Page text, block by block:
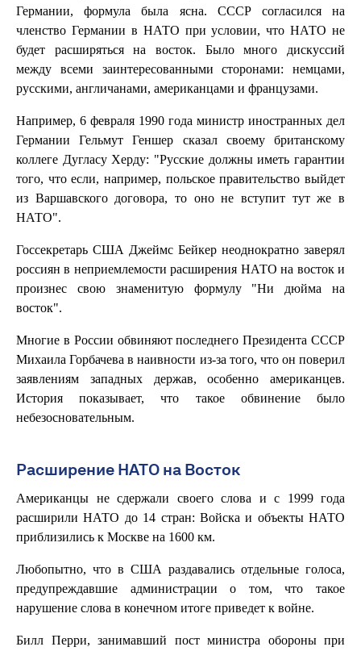
Германии, формула была ясна. СССР согласился на
членство Германии в НАТО при условии, что НАТО не
будет расширяться на восток. Было много дискуссий
между всеми заинтересованными сторонами: немцами,
русскими, англичанами, американцами и французами.
Например, 6 февраля 1990 года министр иностранных дел
Германии Гельмут Геншер сказал своему британскому
коллеге Дугласу Херду: "Русские должны иметь гарантии
того, что если, например, польское правительство выйдет
из Варшавского договора, то оно не вступит тут же в
НАТО".
Госсекретарь США Джеймс Бейкер неоднократно заверял
россиян в неприемлемости расширения НАТО на восток и
произнес свою знаменитую формулу "Ни дюйма на
восток".
Многие в России обвиняют последнего Президента СССР
Михаила Горбачева в наивности из-за того, что он поверил
заявлениям западных держав, особенно американцев.
История показывает, что такое обвинение было
небезосновательным.
Расширение НАТО на Восток
Американцы не сдержали своего слова и с 1999 года
расширили НАТО до 14 стран: Войска и объекты НАТО
приблизились к Москве на 1600 км.
Любопытно, что в США раздавались отдельные голоса,
предупреждавшие администрации о том, что такое
нарушение слова в конечном итоге приведет к войне.
Билл Перри, занимавший пост министра обороны при